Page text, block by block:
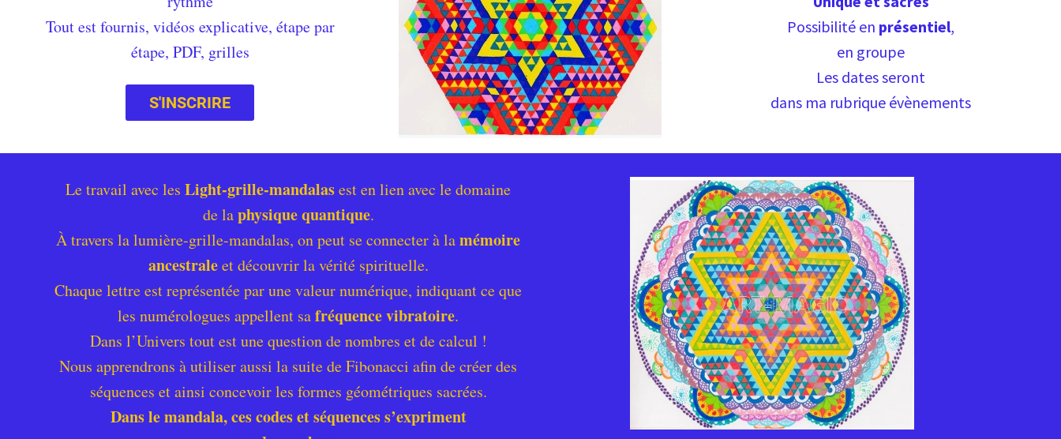
Tout est fournis, vidéos explicative, étape par
étape, PDF, grilles
S'INSCRIRE
Possibilité en présentiel,
en groupe
Les dates seront
dans ma rubrique évènements
Le travail avec les Light-grille-mandalasest en lien avec le domaine
de laphysique quantique.
À travers la lumière-grille-mandalas, on peut se connecter à lamémoire
ancestraleet découvrir la vérité spirituelle.
Chaque lettre est représentée par une valeur numérique, indiquant ce que
les numérologues appellent safréquence vibratoire.
Dans l’Univers tout est une question de nombres et de calcul !
Nous apprendrons à utiliser aussi la suite de Fibonacci afin de créer des
séquences et ainsi concevoir les formes géométriques sacrées.
Dans le mandala, ces codes et séquences s’expriment